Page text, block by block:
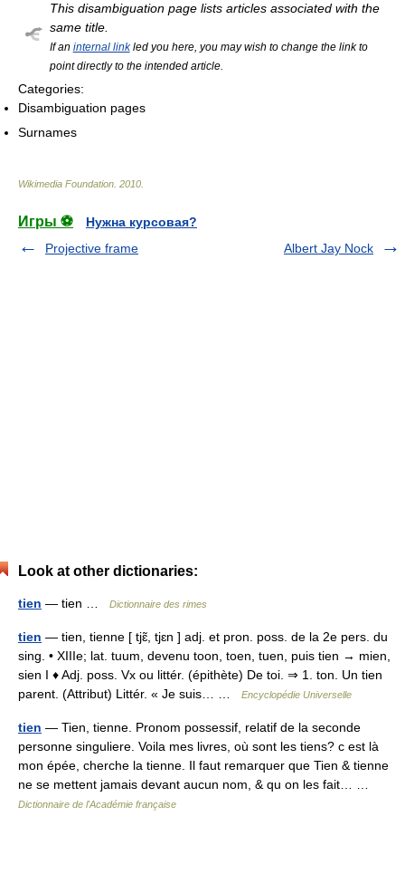
This disambiguation page lists articles associated with the
same title.
If an internal linkled you here, you may wish to change the link to
point directly to the intended article.
Categories:
Disambiguation pages
Surnames
Wikimedia Foundation 2010
Игры ⚽
Нужна курсовая?
Projective frame
Albert Jay Nock
Look at other dictionaries:
tien — tien … Dictionnaire des rimes
tien — tien, tienne [ tjɛ̃, tjɛn ] adj. et pron. poss. de la 2e pers. du
sing. • XIIIe; lat. tuum, devenu toon, toen, tuen, puis tien → mien,
sien I ♦ Adj. poss. Vx ou littér. (épithète) De toi. ⇒ 1. ton. Un tien
parent. (Attribut) Littér. « Je suis… …
Encyclopédie Universelle
tien — Tien, tienne. Pronom possessif, relatif de la seconde
personne singuliere. Voila mes livres, où sont les tiens? c est là
mon épée, cherche la tienne. Il faut remarquer que Tien & tienne
ne se mettent jamais devant aucun nom, & qu on les fait… …
Dictionnaire de l'Académie française